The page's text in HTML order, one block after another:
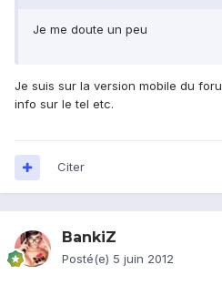
Je me doute un peu
Je suis sur la version mobile du
info sur le tel etc.
Citer
BankiZ
Posté(e) 5 juin 2012